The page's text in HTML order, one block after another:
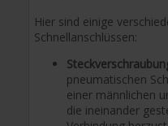
Hier sind einige
Schnellanschlüssen:
pneumatischen
einer männlichen
die ineinander